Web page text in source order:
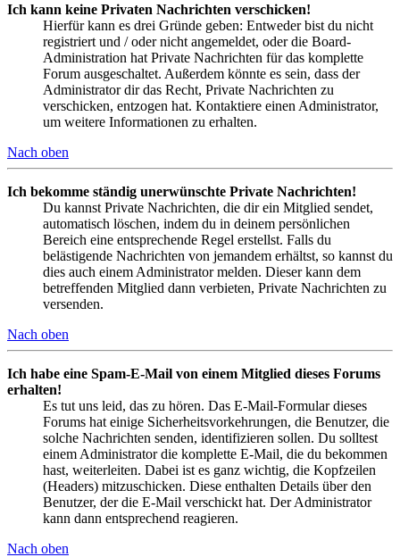
Ich kann keine Privaten Nachrichten verschicken!
Hierfür kann es drei Gründe geben: Entweder bist du nicht
registriert und / oder nicht angemeldet, oder die Board-
Administration hat Private Nachrichten für das komplette
Forum ausgeschaltet. Außerdem könnte es sein, dass der
Administrator dir das Recht, Private Nachrichten zu
verschicken, entzogen hat. Kontaktiere einen Administrator,
um weitere Informationen zu erhalten.
Nach oben
Ich bekomme ständig unerwünschte Private Nachrichten!
Du kannst Private Nachrichten, die dir ein Mitglied sendet,
automatisch löschen, indem du in deinem persönlichen
Bereich eine entsprechende Regel erstellst. Falls du
belästigende Nachrichten von jemandem erhältst, so kannst du
dies auch einem Administrator melden. Dieser kann dem
betreffenden Mitglied dann verbieten, Private Nachrichten zu
versenden.
Nach oben
Ich habe eine Spam-E-Mail von einem Mitglied dieses Forums
erhalten!
Es tut uns leid, das zu hören. Das E-Mail-Formular dieses
Forums hat einige Sicherheitsvorkehrungen, die Benutzer, die
solche Nachrichten senden, identifizieren sollen. Du solltest
einem Administrator die komplette E-Mail, die du bekommen
hast, weiterleiten. Dabei ist es ganz wichtig, die Kopfzeilen
(Headers) mitzuschicken. Diese enthalten Details über den
Benutzer, der die E-Mail verschickt hat. Der Administrator
kann dann entsprechend reagieren.
Nach oben